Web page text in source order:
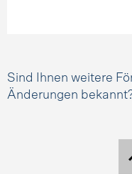
Sind Ihnen weitere
Änderungen